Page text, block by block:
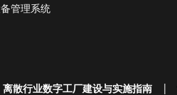
管理系统
离散行业数字工厂建设与实施指南 |